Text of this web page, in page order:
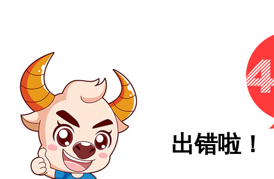
出错啦！